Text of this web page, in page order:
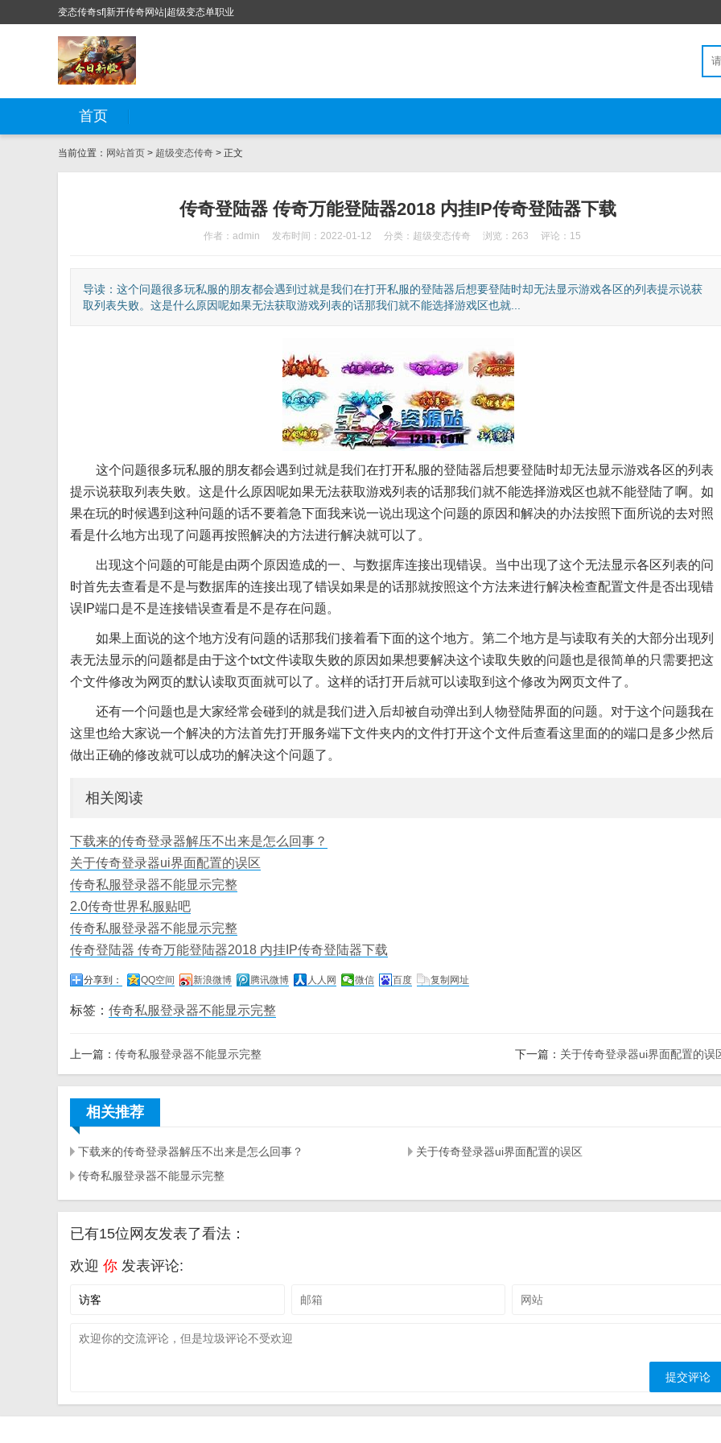
变态传奇sf|新开传奇网站|超级变态单职业
首页
当前位置： 网站首页 > 超级变态传奇 > 正文
传奇登陆器 传奇万能登陆器2018 内挂IP传奇登陆器下载
作者：admin 发布时间：2022-01-12 分类： 超级变态传奇 浏览：263 评论：15
导读：这个问题很多玩私服的朋友都会遇到过就是我们在打开私服的登陆器后想要登陆时却无法显示游戏各区的列表提示说获
取列表失败。这是什么原因呢如果无法获取游戏列表的话那我们就不能选择游戏区也就...
这个问题很多玩私服的朋友都会遇到过就是我们在打开私服的登陆器后想要登陆时却无法显示游戏各区的列表
提示说获取列表失败。这是什么原因呢如果无法获取游戏列表的话那我们就不能选择游戏区也就不能登陆了啊。如
果在玩的时候遇到这种问题的话不要着急下面我来说一说出现这个问题的原因和解决的办法按照下面所说的去对照
看是什么地方出现了问题再按照解决的方法进行解决就可以了。
出现这个问题的可能是由两个原因造成的一、与数据库连接出现错误。当中出现了这个无法显示各区列表的问
时首先去查看是不是与数据库的连接出现了错误如果是的话那就按照这个方法来进行解决检查配置文件是否出现错
误IP端口是不是连接错误查看是不是存在问题。
如果上面说的这个地方没有问题的话那我们接着看下面的这个地方。第二个地方是与读取有关的大部分出现列
表无法显示的问题都是由于这个txt文件读取失败的原因如果想要解决这个读取失败的问题也是很简单的只需要把这
个文件修改为网页的默认读取页面就可以了。这样的话打开后就可以读取到这个修改为网页文件了。
还有一个问题也是大家经常会碰到的就是我们进入后却被自动弹出到人物登陆界面的问题。对于这个问题我在
这里也给大家说一个解决的方法首先打开服务端下文件夹内的文件打开这个文件后查看这里面的的端口是多少然后
做出正确的修改就可以成功的解决这个问题了。
相关阅读
下载来的传奇登录器解压不出来是怎么回事？
关于传奇登录器ui界面配置的误区
传奇私服登录器不能显示完整
2.0传奇世界私服贴吧
传奇私服登录器不能显示完整
传奇登陆器 传奇万能登陆器2018 内挂IP传奇登陆器下载
分享到： QQ空间 新浪微博 腾讯微博 人人网 微信 百度 复制网址
标签： 传奇私服登录器不能显示完整
上一篇： 传奇私服登录器不能显示完整 下一篇： 关于传奇登录器ui界面配置的误
相关推荐
下载来的传奇登录器解压不出来是怎么回事？
关于传奇登录器ui界面配置的误区
传奇私服登录器不能显示完整
已有15位网友发表了看法：
欢迎 你 发表评论: